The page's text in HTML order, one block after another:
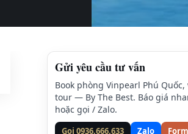
Gửi yêu cầu tư vấn
Book phòng Vinpearl Phú
tour — By The Best. Báo giá
hoặc gọi / Zalo.
Gọi 0936.666.633 Zalo Form